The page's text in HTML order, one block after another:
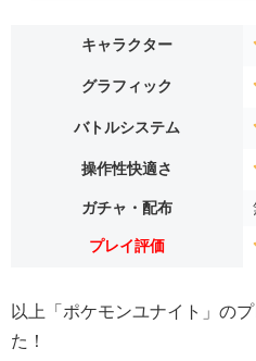
キャラクター
グラフィック
バトルシステム
操作性快適さ
ガチャ・配布
プレイ評価
以上「ポケモンユナイト」の
た！